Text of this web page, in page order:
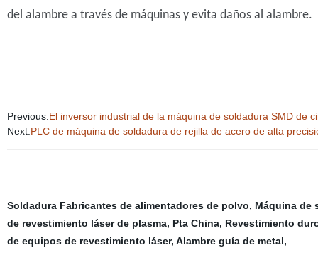
del alambre a través de máquinas y evita daños al alambre.
Previous:El inversor industrial de la máquina de soldadura SMD de
Next:PLC de máquina de soldadura de rejilla de acero de alta
Soldadura Fabricantes de alimentadores de polvo, Máquina de
de revestimiento láser de plasma, Pta China, Revestimiento
de equipos de revestimiento láser, Alambre guía de metal,